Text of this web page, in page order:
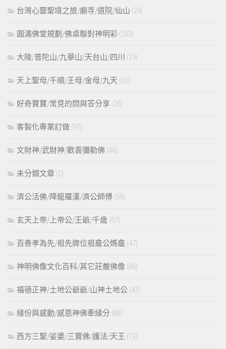
台灣心靈聖境之旅/廟寺/道院/仙山 (29)
圓滿佛堂規劃/佛桌聯對神明彩 (163)
大陸/普陀山/九華山/天台山/四川 (19)
天上聖母/千順/王母/金母/九天 (61)
好奇寶寶/常見的問與答分享 (26)
客製化專業訂做 (97)
文財神/武財神/歡喜彌勒佛 (46)
未分類文章 (1)
濟公活佛/降龍羅漢/濟公師傅 (59)
玄天上帝/上帝公/王爺/千歲 (67)
百善孝為先/祖先牌位祖龕公媽龕 (47)
神明佛像文化百科/其它莊嚴佛像 (86)
福德正神/土地公爺爺/山神土地公 (43)
緣份與感動/感恩神佛牽緣分 (88)
西方三聖/娑婆/三寶佛/護法/天王 (73)